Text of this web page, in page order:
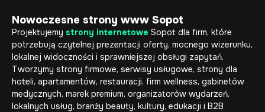
Nowoczesne strony www Sopot
Projektujemy strony internetowe Sopot dla firm, które
potrzebują czytelnej prezentacji oferty, mocnego wizerunku,
lokalnej widoczności i sprawniejszej obsługi zapytań.
Tworzymy strony firmowe, serwisy usługowe, strony dla
hoteli, apartamentów, restauracji, firm wellness, gabinetów
medycznych, marek premium, organizatorów wydarzeń,
lokalnych usług, branży beauty, kultury, edukacji i B2B